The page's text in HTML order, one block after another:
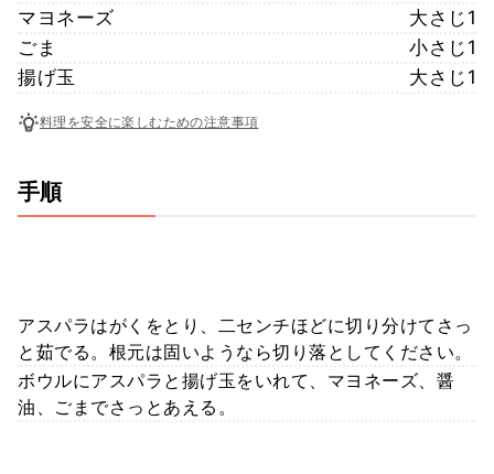
マヨネーズ
大さじ1
ごま
小さじ1
揚げ玉
大さじ1
料理を安全に楽しむための注意事項
手順
アスパラはがくをとり、二センチほどに切り分けてさっ
と茹でる。根元は固いようなら切り落としてください。
ボウルにアスパラと揚げ玉をいれて、マヨネーズ、醤
油、ごまでさっとあえる。